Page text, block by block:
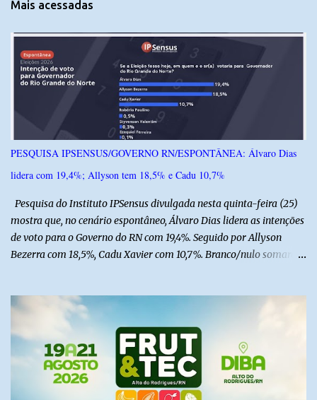
r
i
o
Mais acessadas
PESQUISA IPSENSUS/GOVERNO RN/ESPONTÂNEA: Álvaro Dias
lidera com 19,4%; Allyson tem 18,5% e Cadu 10,7%
Pesquisa do Instituto IPSensus divulgada nesta quinta-feira (25)
mostra que, no cenário espontâneo, Álvaro Dias lidera as intenções
de voto para o Governo do RN com 19,4%. Seguido por Allyson
Bezerra com 18,5%, Cadu Xavier com 10,7%. Branco/nulo somaram
do Norte entre os dias 18 e 22 de junho de 2026. O levantamento
possui margem de erro de 2,5 pontos percentuais e nível de
confiança de 95%. Registro no TSE: RN-09520/2026